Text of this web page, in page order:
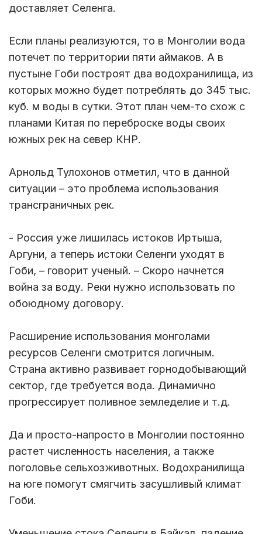
доставляет Селенга.
Если планы реализуются, то в Монголии вода
потечет по территории пяти аймаков. А в
пустыне Гоби построят два водохранилища, из
которых можно будет потреблять до 345 тыс.
куб. м воды в сутки. Этот план чем-то схож с
планами Китая по переброске воды своих
южных рек на север КНР.
Арнольд Тулохонов отметил, что в данной
ситуации – это проблема использования
трансграничных рек.
- Россия уже лишилась истоков Иртыша,
Аргуни, а теперь истоки Селенги уходят в
Гоби, – говорит ученый. – Скоро начнется
война за воду. Реки нужно использовать по
обоюдному договору.
Расширение использования монголами
ресурсов Селенги смотрится логичным.
Страна активно развивает горнодобывающий
сектор, где требуется вода. Динамично
прогрессирует поливное земледелие и т.д.
Да и просто-напросто в Монголии постоянно
растет численность населения, а также
поголовье сельхозживотных. Водохранилища
на юге помогут смягчить засушливый климат
Гоби.